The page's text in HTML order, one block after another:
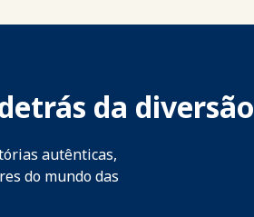
da diversão
autênticas,
do mundo das